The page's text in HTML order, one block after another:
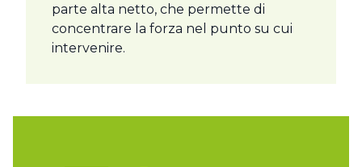
parte alta netto, che permette di
concentrare la forza nel punto su cui
intervenire.